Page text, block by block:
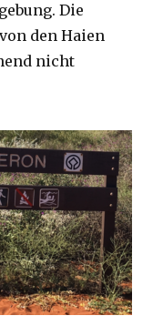
Die
den Haien
nicht